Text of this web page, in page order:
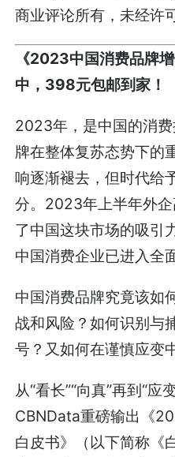
商业评论所有，未经许
《2023中国消费品牌
中，398元包邮到家！
2023年，是中国的消
牌在整体复苏态势下的
响逐渐褪去，但时代给
分。2023年上半年外企
了中国这块市场的吸引
中国消费企业已进入全
中国消费品牌究竟该如
战和风险？如何识别与
号？又如何在谨慎应变
从“看长”“向真”再到“应
CBNData重磅输出《
白皮书》（以下简称《